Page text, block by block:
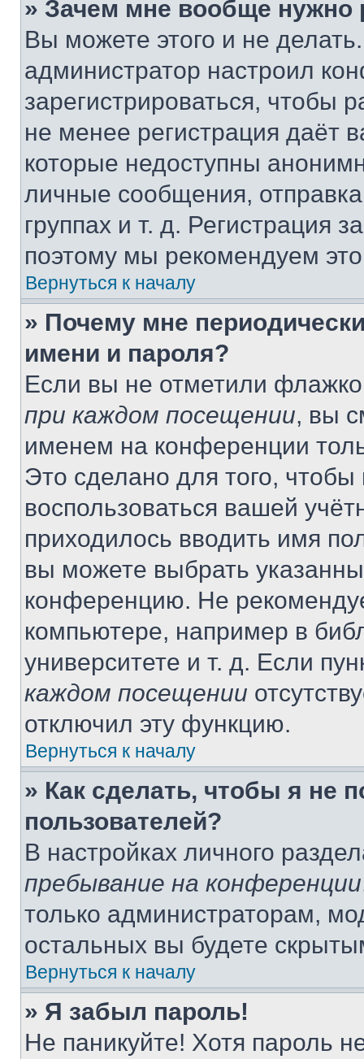
» Зачем мне вообще нужно
Вы можете этого и не
администратор настроил
зарегистрироваться, чтобы
не менее регистрация даёт
которые недоступны
личные сообщения,
группах и т. д. Регистрация
поэтому мы рекомендуем
Вернуться к началу
» Почему мне
имени и пароля?
Если вы не отметили
при каждом посещении, вы
именем на конференции
Это сделано для того, чтобы
воспользоваться вашей
приходилось вводить имя
вы можете выбрать
конференцию. Не
компьютере, например в
университете и т. д. Если
каждом посещении
отключил эту функцию.
Вернуться к началу
» Как сделать, чтобы я не
пользователей?
В настройках личного
пребывание на конференции
только администраторам,
остальных вы будете
Вернуться к началу
» Я забыл пароль!
Не паникуйте! Хотя пароль